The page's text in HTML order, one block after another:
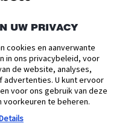
De sensorbehuizing,
zijn eigendom van
van Ypsomed AG. CamAPS
Ltd. Omnipod en het
van Insulet Corporation en
Diabetes Care, Tandem logos,
Mobile App and Tandem Source
van Tandem Diabetes
UW PRIVACY
cookies en aanverwante
in ons privacybeleid, voor
de website, analyses,
U kunt ervoor
voor ons gebruik van deze
voorkeuren te beheren.